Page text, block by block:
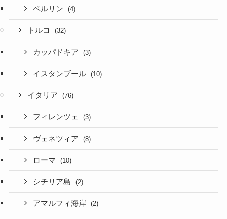
ベルリン (4)
トルコ (32)
カッパドキア (3)
イスタンブール (10)
イタリア (76)
フィレンツェ (3)
ヴェネツィア (8)
ローマ (10)
シチリア島 (2)
アマルフィ海岸 (2)